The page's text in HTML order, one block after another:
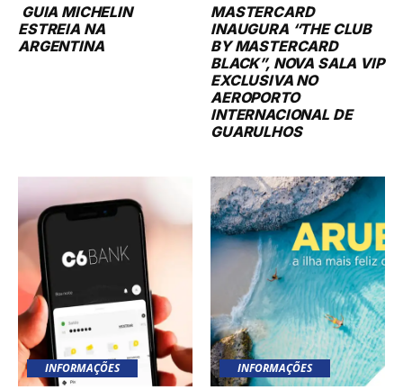
GUIA MICHELIN
ESTREIA NA
ARGENTINA
MASTERCARD
INAUGURA “THE CLUB
BY MASTERCARD
BLACK”, NOVA SALA VIP
EXCLUSIVA NO
AEROPORTO
INTERNACIONAL DE
GUARULHOS
INFORMAÇÕES INFORMAÇÕES